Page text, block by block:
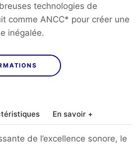
technologies de
comme ANCC* pour créer une
inégalée.
En savoir +
de l’excellence sonore, le